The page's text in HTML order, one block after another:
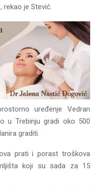
, rekao je Stević.
uređenje Vedran
u Trebinju gradi oko 500
graditi.
prati i porast troškova
koji su sada za 15